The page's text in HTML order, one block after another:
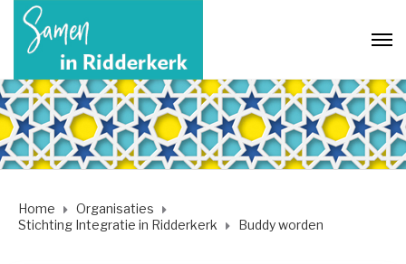
Home
Organisaties
Stichting Integratie in Ridderkerk
Buddy worden